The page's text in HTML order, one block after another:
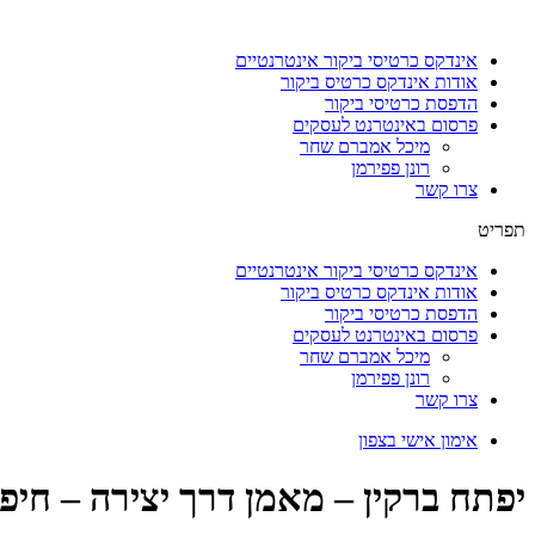
אינדקס כרטיסי ביקור אינטרנטיים
אודות אינדקס כרטיס ביקור
הדפסת כרטיסי ביקור
פרסום באינטרנט לעסקים
מיכל אמברם שחר
רונן פפירמן
צרו קשר
תפריט
אינדקס כרטיסי ביקור אינטרנטיים
אודות אינדקס כרטיס ביקור
הדפסת כרטיסי ביקור
פרסום באינטרנט לעסקים
מיכל אמברם שחר
רונן פפירמן
צרו קשר
אימון אישי בצפון
יפתח ברקין – מאמן דרך יצירה –